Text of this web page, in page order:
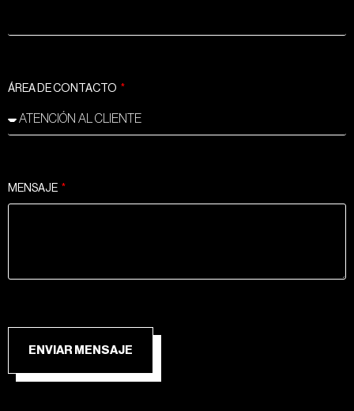
ÁREA DE CONTACTO
MENSAJE
ENVIAR MENSAJE